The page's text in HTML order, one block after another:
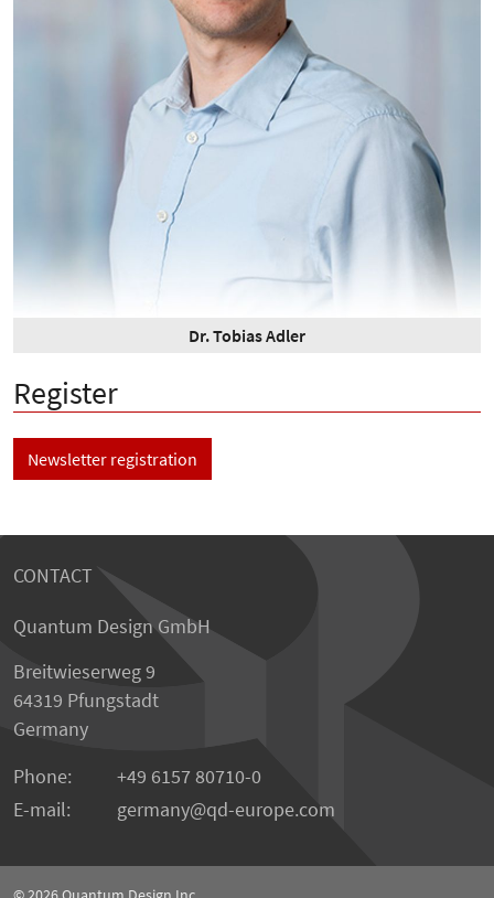
Dr. Tobias Adler
Register
Newsletter registration
CONTACT
Quantum Design GmbH
Breitwieserweg 9
64319 Pfungstadt
Germany
Phone:
+49 6157 80710-0
E-mail:
germany qd-europe.com